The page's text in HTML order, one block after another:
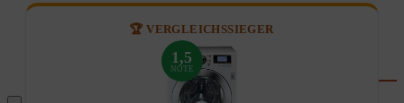
Rechner & Tools
Waschtrockner-Stromkosten
Kaffee-Kosten
Wassersprudler
Fernseher-Größe
🏆 VERGLEICHSSIEGER
1,5
NOTE